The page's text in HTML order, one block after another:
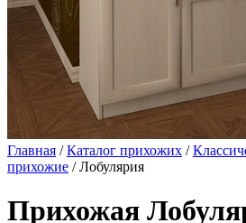
Главная /Каталог прихожих /
прихожие / Лобулярия
Прихожая